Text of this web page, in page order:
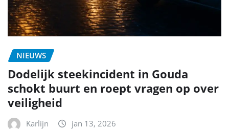
NIEUWS
Dodelijk steekincident in Gouda
schokt buurt en roept vragen op over
veiligheid
Karlijn jan 13, 2026